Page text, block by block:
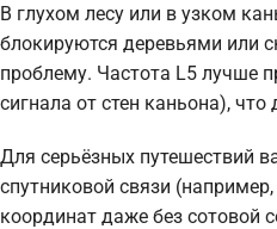
В глухом лесу или в узком
блокируются деревьями или
проблему. Частота L5 лучше
сигнала от стен каньона),
Для серьёзных путешествий
спутниковой связи
координат даже без сотовой